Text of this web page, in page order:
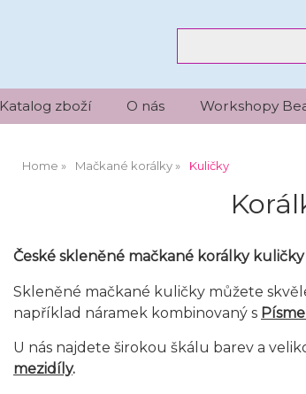
Katalog zboží O nás Workshopy
Home Mačkané korálky Kuličky
České skleněné mačkané korálkykuličky
Skleněné mačkané kuličky můžete
například náramek kombinovaný s
U nás najdete širokou škálu barev a
mezidíly.